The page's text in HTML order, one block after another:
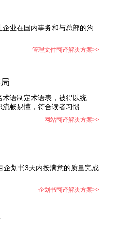
企业在国内事务和与总部的沟
管理文件翻译解决方案>>
术语制定术语表，被得以统
流畅易懂，符合读者习惯
网站翻译解决方案>>
企划书3天内按满意的质量完成
企划书翻译解决方案>>